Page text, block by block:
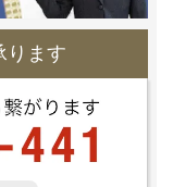
ります